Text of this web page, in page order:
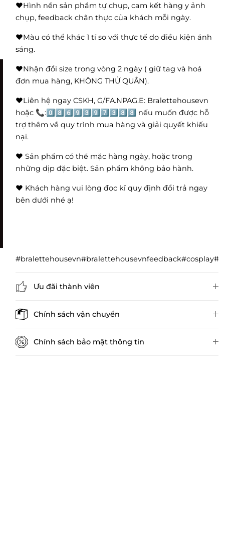
❤️Hình nền sản phẩm tự chụp, cam kết hàng y ảnh
chụp, feedback chân thực của khách mỗi ngày.
❤️Màu có thể khác 1 tí so với thực tế do điều kiện ánh
sáng.
❤️Nhận đổi size trong vòng 2 ngày ( giữ tag và hoá
đơn mua hàng, KHÔNG THỬ QUẦN).
❤️Liên hệ ngay CSKH, G/FA.NPAG.E: Bralettehousevn
hoặc 📞:0️⃣8️⃣6️⃣9️⃣3️⃣9️⃣7️⃣3️⃣8️⃣8️⃣ nếu muốn được hỗ
trợ thêm về quy trình mua hàng và giải quyết khiếu
nại.
❤️ Sản phẩm có thể mặc hàng ngày, hoặc trong
những dịp đặc biệt. Sản phẩm không bảo hành.
❤️ Khách hàng vui lòng đọc kĩ quy định đổi trả ngay
bên dưới nhé ạ!
Ưu đãi thành viên
Chính sách vận chuyển
Chính sách bảo mật thông tin